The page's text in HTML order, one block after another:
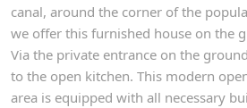
canal, around the corner of the
we offer this furnished house on the
Via the private entrance on the
to the open kitchen. This modern
area is equipped with all necessary